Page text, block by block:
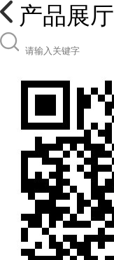
产品展厅